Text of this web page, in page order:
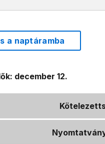
a naptáramba
december 12.